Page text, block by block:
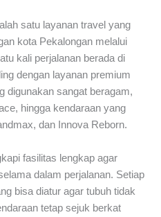
satu layanan travel yang
kota Pekalongan melalui
kali perjalanan berada di
dengan layanan premium
digunakan sangat beragam,
hingga kendaraan yang
dan Innova Reborn.
fasilitas lengkap agar
dalam perjalanan. Setiap
bisa diatur agar tubuh tidak
tetap sejuk berkat